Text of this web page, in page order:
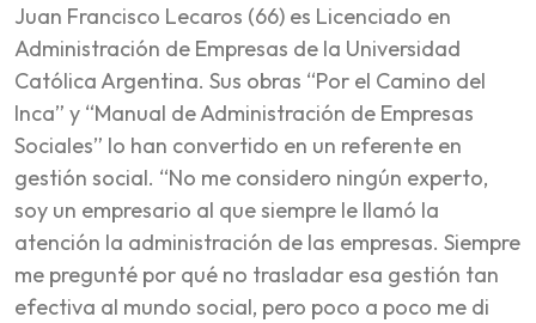
Juan Francisco Lecaros (66) es Licenciado en
Administración de Empresas de la Universidad
Católica Argentina. Sus obras “Por el Camino del
Inca” y “Manual de Administración de Empresas
Sociales” lo han convertido en un referente en
gestión social. “No me considero ningún experto,
soy un empresario al que siempre le llamó la
atención la administración de las empresas. Siempre
me pregunté por qué no trasladar esa gestión tan
efectiva al mundo social, pero poco a poco me di